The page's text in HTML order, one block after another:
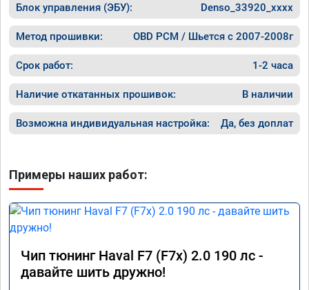
старте.
Расход топлива немного снизился при
спокойной езде, но при активной — вырас,
так как двигатель лучше «крутится».
качественно. Номер сертификата А012056
от 17.01.26. Огромное спасибо команде за
профессионализм!
Блок управления (ЭБУ): Denso_33920_xxxx
Метод прошивки: OBD PCM / Шьется с 2007-2008г
Срок работ: 1-2 часа
Наличие откатанных прошивок: В наличии
Возможна индивидуальная настройка: Да, без доплат
Примеры наших работ:
Чип тюнинг Haval F7 (F7x) 2.0 190 лс -
давайте шить дружно!